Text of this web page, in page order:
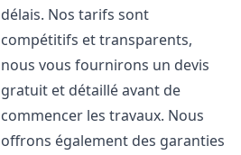
délais. Nos tarifs sont
compétitifs et transparents,
nous vous fournirons un devis
gratuit et détaillé avant de
commencer les travaux. Nous
offrons également des garanties